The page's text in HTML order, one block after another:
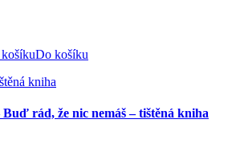
Do košíku
kniha
rád, že nic nemáš – tištěná kniha